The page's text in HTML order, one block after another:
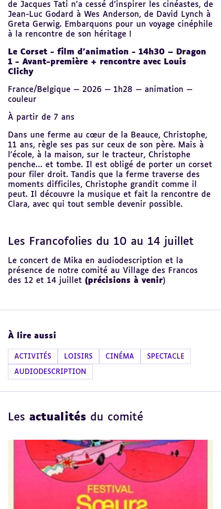
de Jacques Tati n’a cessé d’inspirer les cinéastes, de
Jean-Luc Godard à Wes Anderson, de David Lynch à
Greta Gerwig. Embarquons pour un voyage cinéphile
à la rencontre de son héritage !
Le Corset - film d’animation - 14h30 – Dragon
1 - Avant-première + rencontre avec Louis
Clichy
France/Belgique — 2026 — 1h28 — animation —
couleur
À partir de 7 ans
Dans une ferme au cœur de la Beauce, Christophe,
11 ans, règle ses pas sur ceux de son père. Mais à
l’école, à la maison, sur le tracteur, Christophe
penche… et tombe. Il est obligé de porter un corset
pour filer droit. Tandis que la ferme traverse des
moments difficiles, Christophe grandit comme il
peut. Il découvre la musique et fait la rencontre de
Clara, avec qui tout semble devenir possible.
Les Francofolies du 10 au 14 juillet
Le concert de Mika en audiodescription et la
présence de notre comité au Village des Francos
des 12 et 14 juillet (précisions à venir)
Revenir
sommaire
À lire aussi
ACTIVITÉS LOISIRS CINÉMA SPECTACLE
AUDIODESCRIPTION
Les actualités du comité